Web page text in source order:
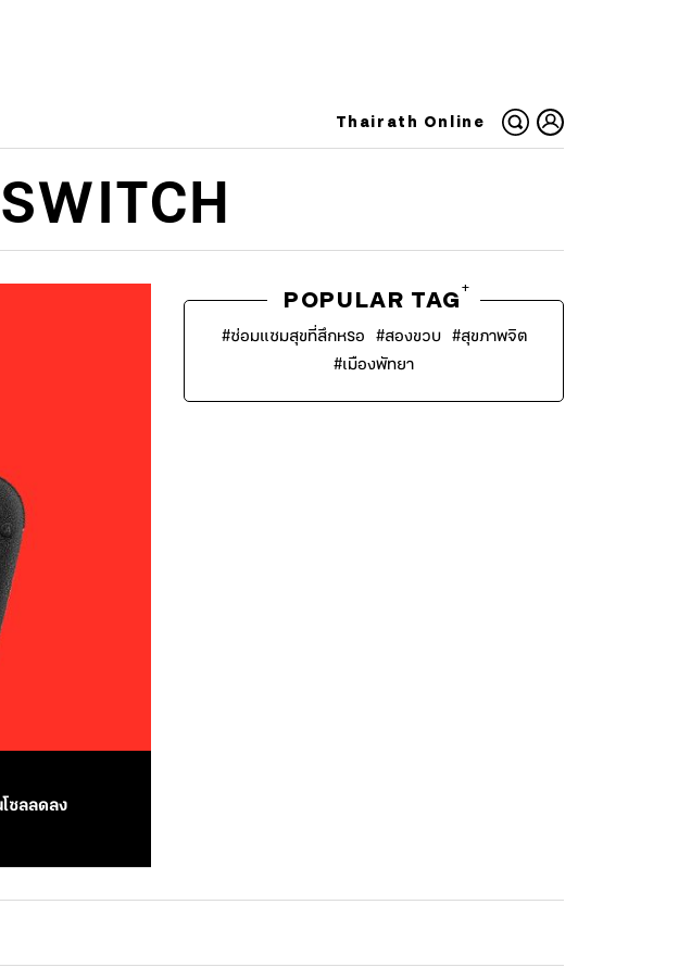
Thairath Online
นโซลลดลง
POPULAR TAG
+
#ซ่อมแซมสุขที่สึกหรอ #สองขวบ #สุขภาพจิต
#เมืองพัทยา